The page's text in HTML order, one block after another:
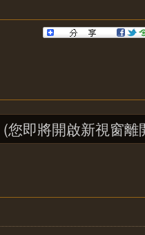
(您即將開啟新視窗離